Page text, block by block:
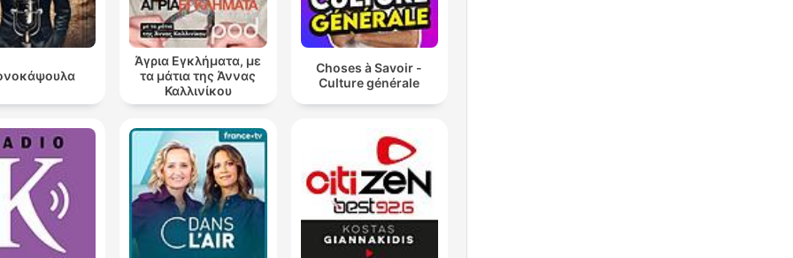
Άγρια Εγκλήματα, με
τα μάτια της Άννας
Καλλινίκου
Choses à Savoir -
Culture générale